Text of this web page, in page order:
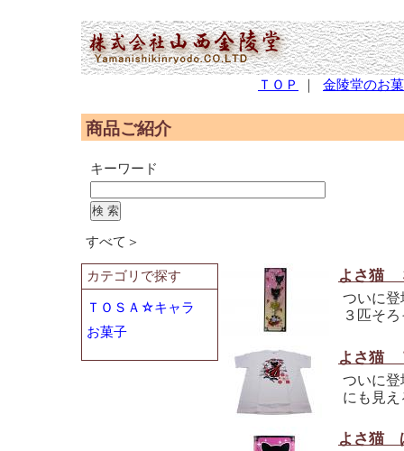
ＴＯＰ ｜ 金陵堂のお
商品ご紹介
キーワード
すべて＞
カテゴリで探す
ＴＯＳＡ☆キャラ
お菓子
よさ猫
ついに
３匹そ
よさ猫
ついに
にも見
よさ猫